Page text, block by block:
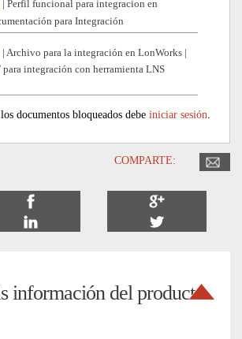
| Perfil funcional para integracion en
para Integración
| Archivo para la integración en LonWorks |
integración con herramienta LNS
documentos bloqueados debe iniciar sesión.
COMPARTE:
información del producto